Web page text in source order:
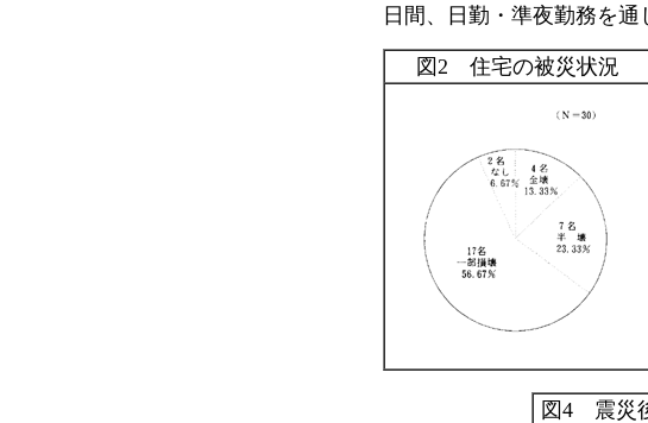
日間、日勤・準夜勤務を通
図2 住宅の被災状況
図4 震災